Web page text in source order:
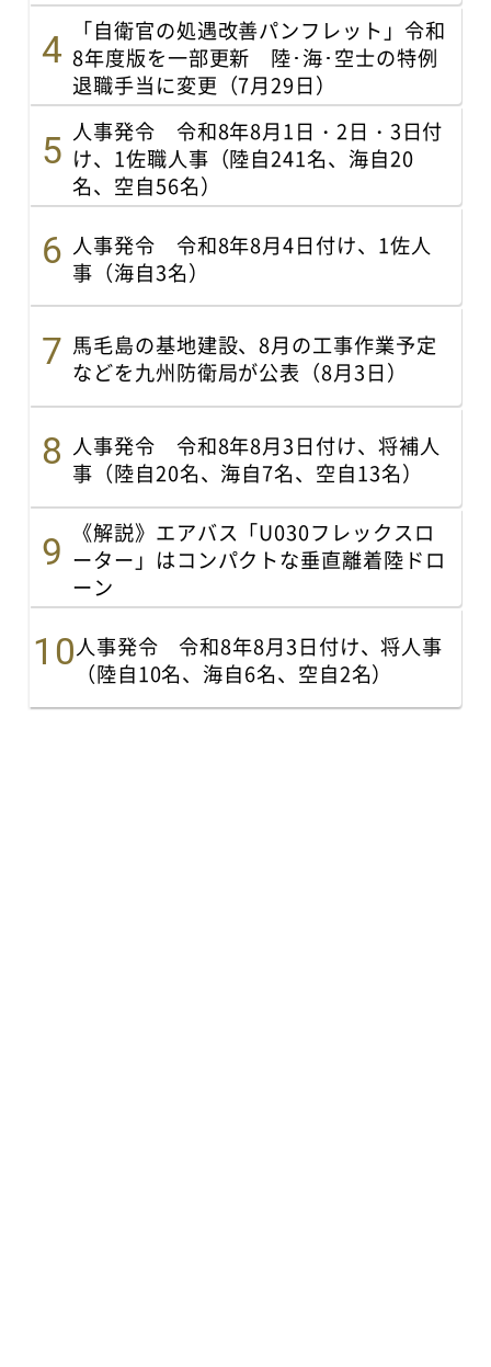
「自衛官の処遇改善パンフレット」令和
8年度版を一部更新 陸･海･空士の特例
退職手当に変更（7月29日）
人事発令 令和8年8月1日・2日・3日付
け、1佐職人事（陸自241名、海自20
名、空自56名）
人事発令 令和8年8月4日付け、1佐人
事（海自3名）
馬毛島の基地建設、8月の工事作業予定
などを九州防衛局が公表（8月3日）
人事発令 令和8年8月3日付け、将補人
事（陸自20名、海自7名、空自13名）
《解説》エアバス「U030フレックスロ
ーター」はコンパクトな垂直離着陸ドロ
ーン
人事発令 令和8年8月3日付け、将人事
（陸自10名、海自6名、空自2名）